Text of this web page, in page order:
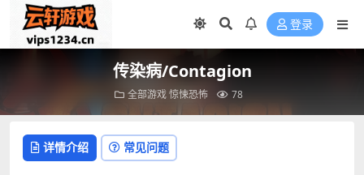
登录
传染病/Contagion
全部游戏惊悚恐怖 78
详情介绍 常见问题